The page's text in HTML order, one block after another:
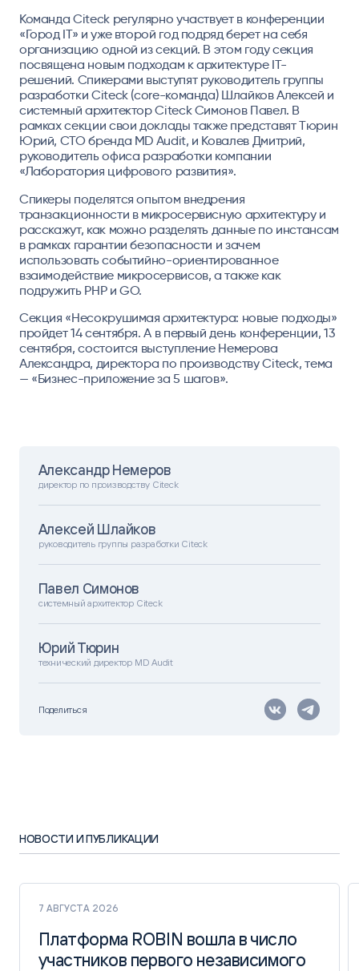
Александр Немеров
директор по производству Citeck
Алексей Шлайков
руководитель группы разработки Citeck
Павел Симонов
системный архитектор Citeck
Юрий Тюрин
технический директор MD Audit
Поделиться
Команда Citeck регулярно участвует в конференции
«Город IT» и уже второй год подряд берет на себя
организацию одной из секций. В этом году секция
посвящена новым подходам к архитектуре IT-
решений. Спикерами выступят руководитель группы
разработки Citeck (core-команда) Шлайков Алексей и
системный архитектор Citeck Симонов Павел. В
рамках секции свои доклады также представят Тюрин
Юрий, CTO бренда MD Audit, и Ковалев Дмитрий,
руководитель офиса разработки компании
«Лаборатория цифрового развития».
Спикеры поделятся опытом внедрения
транзакционности в микросервисную архитектуру и
расскажут, как можно разделять данные по инстансам
в рамках гарантии безопасности и зачем
использовать событийно-ориентированное
взаимодействие микросервисов, а также как
подружить PHP и GO.
Секция «Несокрушимая архитектура: новые подходы»
пройдет 14 сентября. А в первый день конференции, 13
сентября, состоится выступление Немерова
Александра, директора по производству Citeck, тема
— «Бизнес-приложение за 5 шагов».
НОВОСТИ И ПУБЛИКАЦИИ
7 АВГУСТА 2026
Платформа ROBIN вошла в число
участников первого независимого
Платформа ROBIN вошла в число
участников первого независимого